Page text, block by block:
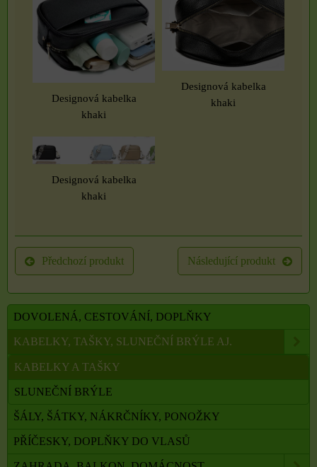
Designová kabelka
khaki
Designová kabelka
khaki
Designová kabelka
khaki
Předchozí produkt Následující produkt
DOVOLENÁ, CESTOVÁNÍ, DOPLŇKY
KABELKY, TAŠKY, SLUNEČNÍ BRÝLE AJ.
KABELKY A TAŠKY
SLUNEČNÍ BRÝLE
ŠÁLY, ŠÁTKY, NÁKRČNÍKY, PONOŽKY
PŘÍČESKY, DOPLŇKY DO VLASŮ